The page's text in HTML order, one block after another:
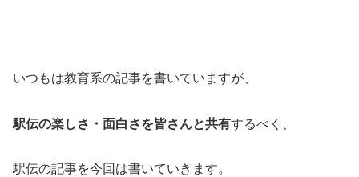
いつもは教育系の記事を書いていますが、
駅伝の楽しさ・面白さを皆さんと共有するべく、
駅伝の記事を今回は書いていきます。